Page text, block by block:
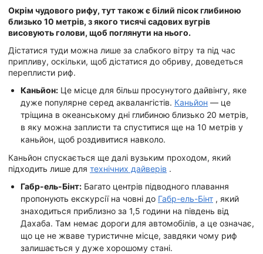
Окрім чудового рифу, тут також є білий пісок глибиною
близько 10 метрів, з якого тисячі садових вугрів
висовують голови, щоб поглянути на нього.
Дістатися туди можна лише за слабкого вітру та під час
припливу, оскільки, щоб дістатися до обриву, доведеться
переплисти риф.
Каньйон: Це місце для більш просунутого дайвінгу, яке
дуже популярне серед аквалангістів. Каньйон — це
тріщина в океанському дні глибиною близько 20 метрів,
в яку можна заплисти та спуститися ще на 10 метрів у
каньйон, щоб роздивитися навколо.
Каньйон спускається ще далі вузьким проходом, який
підходить лише для технічних дайверів .
Габр-ель-Бінт: Багато центрів підводного плавання
пропонують екскурсії на човні до Габр-ель-Бінт , який
знаходиться приблизно за 1,5 години на південь від
Дахаба. Там немає дороги для автомобілів, а це означає,
що це не жваве туристичне місце, завдяки чому риф
залишається у дуже хорошому стані.